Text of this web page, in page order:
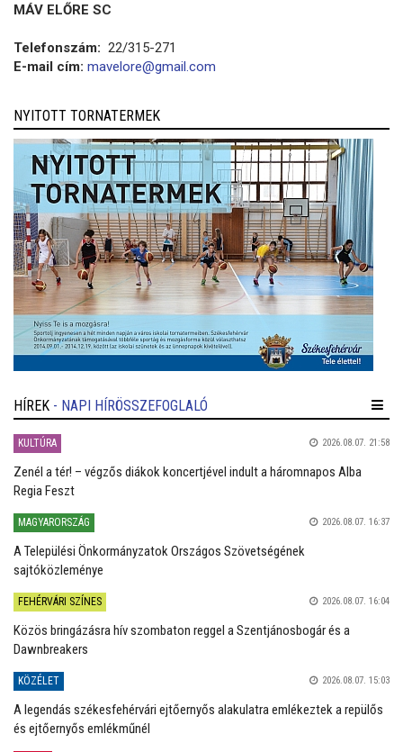
MÁV ELŐRE SC
Telefonszám: 22/315-271
E-mail cím: mavelore@gmail.com
NYITOTT TORNATERMEK
HÍREK - NAPI HÍRÖSSZEFOGLALÓ
KULTÚRA 2026.08.07. 21:58
Zenél a tér! – végzős diákok koncertjével indult a háromnapos Alba
Regia Feszt
MAGYARORSZÁG 2026.08.07. 16:37
A Települési Önkormányzatok Országos Szövetségének
sajtóközleménye
FEHÉRVÁRI SZÍNES 2026.08.07. 16:04
Közös bringázásra hív szombaton reggel a Szentjánosbogár és a
Dawnbreakers
KÖZÉLET 2026.08.07. 15:03
A legendás székesfehérvári ejtőernyős alakulatra emlékeztek a repülős
és ejtőernyős emlékműnél